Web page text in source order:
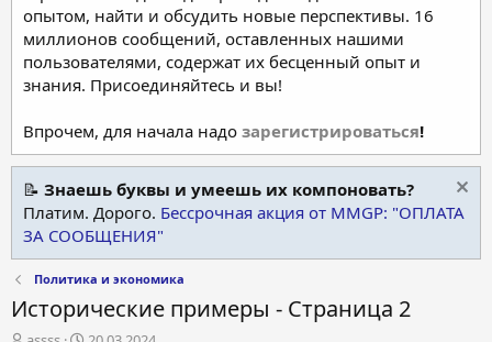
опытом, найти и обсудить новые перспективы. 16
миллионов сообщений, оставленных нашими
пользователями, содержат их бесценный опыт и
знания. Присоединяйтесь и вы!
Впрочем, для начала надо зарегистрироваться!
📝 Знаешь буквы и умеешь их компоновать?
Платим. Дорого. Бессрочная акция от MMGP: "ОПЛАТА
ЗА СООБЩЕНИЯ"
Политика и экономика
Исторические примеры - Страница 2